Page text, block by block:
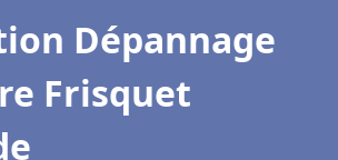
Dépannage
Frisquet